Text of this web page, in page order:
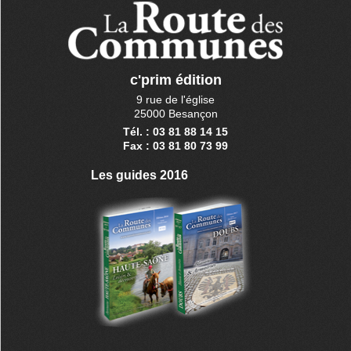
c'prim édition
9 rue de l'église
25000 Besançon
Tél. : 03 81 88 14 15
Fax : 03 81 80 73 99
Les guides 2016